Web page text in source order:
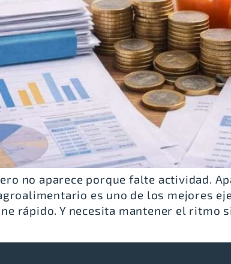
no aparece porque falte actividad.
es uno de los mejores
rápido. Y necesita mantener el ritmo